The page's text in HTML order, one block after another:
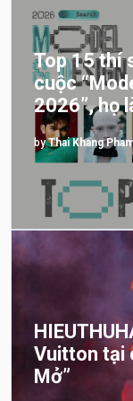
Top 15 thí
cuộc
2026”, họ
byThai Khang
Vuitton tại
Mở”